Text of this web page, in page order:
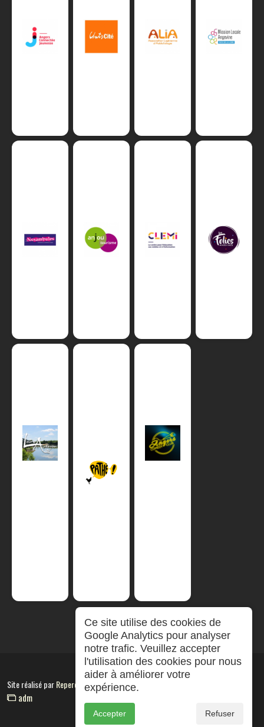
Site réalisé parRepereCom
adm
Ce site utilise des cookies de
Google Analytics pour analyser
notre trafic. Veuillez accepter
l'utilisation des cookies pour nous
aider à améliorer votre
expérience.
Accepter Refuser